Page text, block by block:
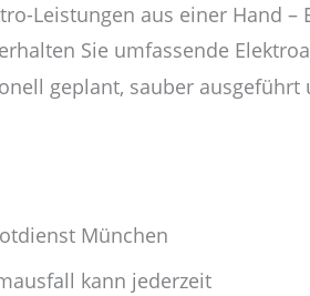
Leistungen aus einer Hand –
Sie umfassende
geplant, sauber ausgeführt
München
kann jederzeit